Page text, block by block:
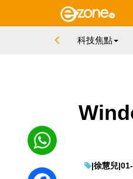
科技焦點
|徐慧兒|
WhatsApp